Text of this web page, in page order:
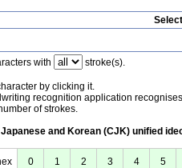
with stroke(s).
by clicking it.
recognition application
of strokes.
and Korean (CJK) unified
0 1 2 3 4 5